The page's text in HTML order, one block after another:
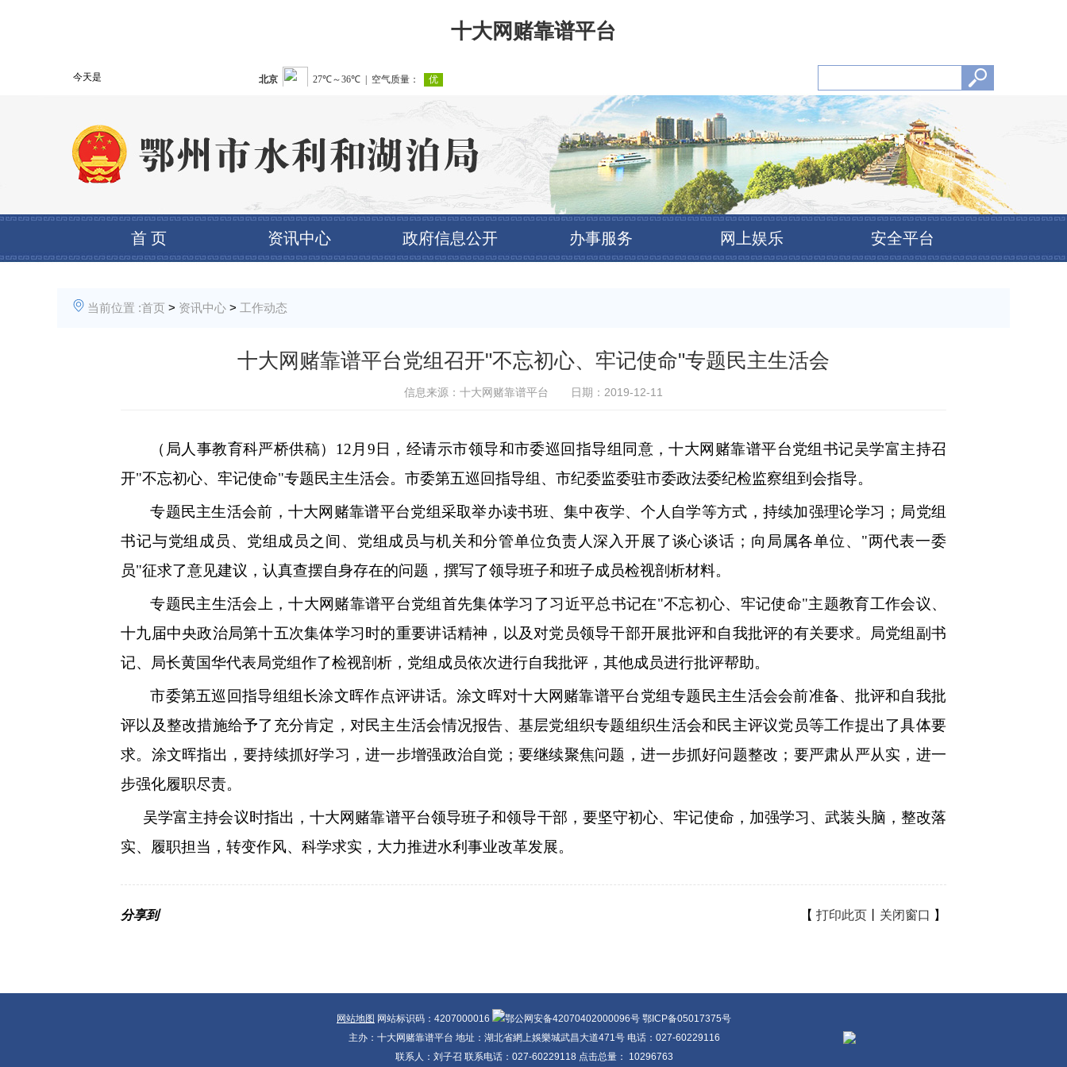
十大网赌靠谱平台
今天是
首 页 资讯中心 政府信息公开 办事服务 网上娱乐 安全平台
当前位置 :首页 > 资讯中心 > 工作动态
十大网赌靠谱平台党组召开"不忘初心、牢记使命"专题民主生活会
信息来源：十大网赌靠谱平台 日期：2019-12-11
（局人事教育科严桥供稿） 12月9日，经请示市领导和市委巡回指导组同意，十大网赌靠谱平台党组书记吴学富主持召
开"不忘初心、牢记使命"专题民主生活会。市委第五巡回指导组、市纪委监委驻市委政法委纪检监察组到会指导。
专题民主生活会前，十大网赌靠谱平台党组采取举办读书班、集中夜学、个人自学等方式，持续加强理论学习；局党组
书记与党组成员、党组成员之间、党组成员与机关和分管单位负责人深入开展了谈心谈话；向局属各单位、 "两代表一委
员"征求了意见建议，认真查摆自身存在的问题，撰写了领导班子和班子成员检视剖析材料。
专题民主生活会上，十大网赌靠谱平台党组首先集体学习了习近平总书记在"不忘初心、牢记使命"主题教育工作会议、
十九届中央政治局第十五次集体学习时的重要讲话精神，以及对党员领导干部开展批评和自我批评的有关要求。局党组副书
记、局长黄国华代表局党组作了检视剖析，党组成员依次进行自我批评，其他成员进行批评帮助。
市委第五巡回指导组组长涂文晖作点评讲话。涂文晖对十大网赌靠谱平台党组专题民主生活会会前准备、批评和自我批
评以及整改措施给予了充分肯定，对民主生活会情况报告、基层党组织专题组织生活会和民主评议党员等工作提出了具体要
求。涂文晖指出，要持续抓好学习，进一步增强政治自觉；要继续聚焦问题，进一步抓好问题整改；要严肃从严从实，进一
步强化履职尽责。
吴学富主持会议时指出，十大网赌靠谱平台领导班子和领导干部，要坚守初心、牢记使命，加强学习、武装头脑，整改落
实、履职担当，转变作风、科学求实，大力推进水利事业改革发展。
分享到 【 打印此页 关闭窗口 】
网站地图 网站标识码：4207000016
鄂公网安备42070402000096号 鄂ICP备05017375号
主办：十大网赌靠谱平台 地址：湖北省網上娛樂城武昌大道471号 电话：027-60229116
联系人：刘子召 联系电话：027-60229118 点击总量：
10296763